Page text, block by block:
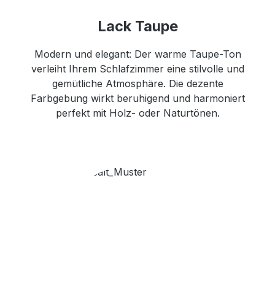
Lack Taupe
Modern und elegant: Der warme Taupe-Ton
verleiht Ihrem Schlafzimmer eine stilvolle und
gemütliche Atmosphäre. Die dezente
Farbgebung wirkt beruhigend und harmoniert
perfekt mit Holz- oder Naturtönen.